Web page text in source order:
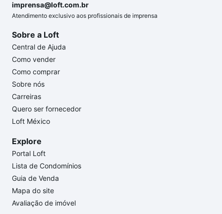
imprensa@loft.com.br
Atendimento exclusivo aos profissionais de imprensa
Sobre a Loft
Central de Ajuda
Como vender
Como comprar
Sobre nós
Carreiras
Quero ser fornecedor
Loft México
Explore
Portal Loft
Lista de Condomínios
Guia de Venda
Mapa do site
Avaliação de imóvel